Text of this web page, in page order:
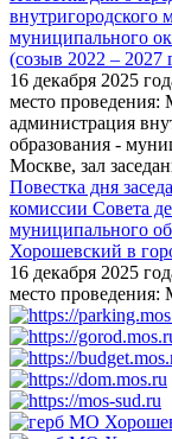
внутригородского
муниципального
(созыв 2022 – 2027
16 декабря 2025
место проведения:
администрация
образования -
Москве, зал
Повестка дня
комиссии Совета
муниципального
Хорошевский в
16 декабря 2025
место проведения: